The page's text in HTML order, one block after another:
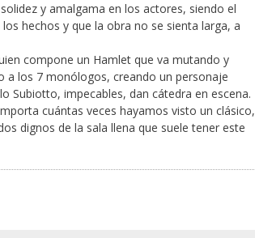
y amalgama en los actores, siendo el
hechos y que la obra no se sienta larga, a
compone un Hamlet que va mutando y
a los 7 monólogos, creando un personaje
Subiotto, impecables, dan cátedra en escena.
cuántas veces hayamos visto un clásico,
dignos de la sala llena que suele tener este